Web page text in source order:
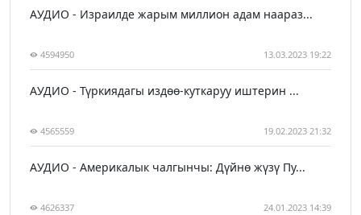
АУДИО - Израилде жарым миллион адам наараз...
4594950 13.03.2023 19:22
АУДИО - Түркиядагы издөө-куткаруу иштерин ...
4565559 19.02.2023 21:32
АУДИО - Америкалык чалгынчы: Дүйнө жүзү Пу...
4626337 24.01.2023 14:39